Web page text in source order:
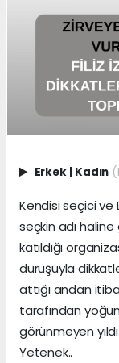
Erkek Kadın
Kendisi seçici
seçkin adı
katıldığı
duruşuyla
attığı andan
tarafından
görünmeyen
Yetenek..